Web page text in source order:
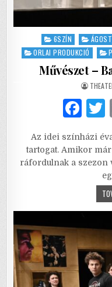
Posted
in
6SZÍN
ORLAI PRODUKCIÓ
Művészet –
F
c
e
b
k
Az idei színházi
tartogat. Amikor
ráfordulnak a szezon